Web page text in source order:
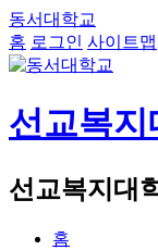
동서대학교
홈 로그인 사이트맵
선교복지
선교복지대
홈